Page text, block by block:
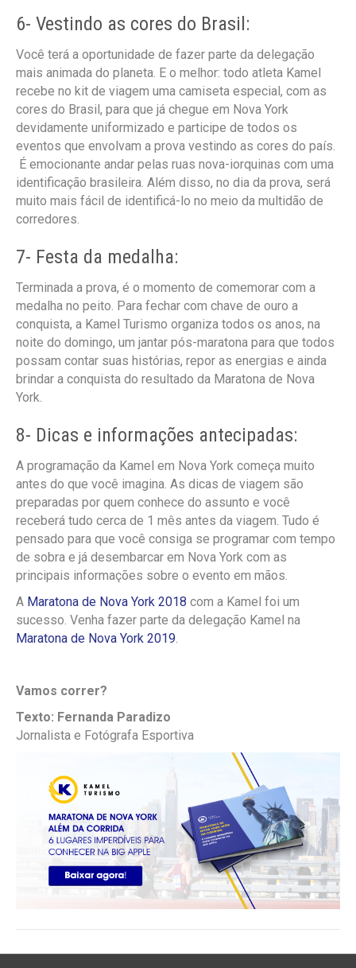
6- Vestindo as cores do Brasil:
Você terá a oportunidade de fazer parte da delegação
mais animada do planeta. E o melhor: todo atleta Kamel
recebe no kit de viagem uma camiseta especial, com as
cores do Brasil, para que já chegue em Nova York
devidamente uniformizado e participe de todos os
eventos que envolvam a prova vestindo as cores do país.
É emocionante andar pelas ruas nova-iorquinas com uma
identificação brasileira. Além disso, no dia da prova, será
muito mais fácil de identificá-lo no meio da multidão de
corredores.
7- Festa da medalha:
Terminada a prova, é o momento de comemorar com a
medalha no peito. Para fechar com chave de ouro a
conquista, a Kamel Turismo organiza todos os anos, na
noite do domingo, um jantar pós-maratona para que todos
possam contar suas histórias, repor as energias e ainda
brindar a conquista do resultado da Maratona de Nova
York.
8- Dicas e informações antecipadas:
A programação da Kamel em Nova York começa muito
antes do que você imagina. As dicas de viagem são
preparadas por quem conhece do assunto e você
receberá tudo cerca de 1 mês antes da viagem. Tudo é
pensado para que você consiga se programar com tempo
de sobra e já desembarcar em Nova York com as
principais informações sobre o evento em mãos.
A Maratona de Nova York 2018 com a Kamel foi um
sucesso. Venha fazer parte da delegação Kamel na
Maratona de Nova York 2019
Vamos correr?
Texto: Fernanda Paradizo
Jornalista e Fotógrafa Esportiva